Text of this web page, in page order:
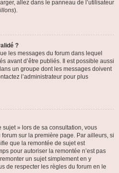
allez dans le panneau de l’utilisateur
).
?
les messages du forum dans lequel
avant d’être publiés. Il est possible aussi
un groupe dont les messages doivent
l’administrateur pour plus
» lors de sa consultation, vous
sur la première page. Par ailleurs, si
que la remontée de sujet est
pour autoriser la remontée n’est pas
un sujet simplement en y
de respecter les règles du forum en le